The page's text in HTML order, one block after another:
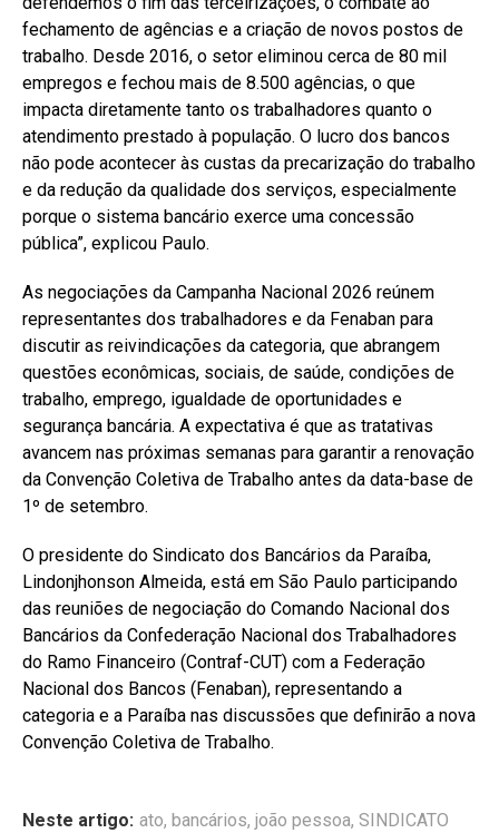
fechamento de agências e a criação de novos postos de
trabalho. Desde 2016, o setor eliminou cerca de 80 mil
empregos e fechou mais de 8.500 agências, o que
impacta diretamente tanto os trabalhadores quanto o
atendimento prestado à população. O lucro dos bancos
não pode acontecer às custas da precarização do trabalho
e da redução da qualidade dos serviços, especialmente
porque o sistema bancário exerce uma concessão
pública”, explicou Paulo.
As negociações da Campanha Nacional 2026 reúnem
representantes dos trabalhadores e da Fenaban para
discutir as reivindicações da categoria, que abrangem
questões econômicas, sociais, de saúde, condições de
trabalho, emprego, igualdade de oportunidades e
segurança bancária. A expectativa é que as tratativas
avancem nas próximas semanas para garantir a renovação
da Convenção Coletiva de Trabalho antes da data-base de
1º de setembro.
O presidente do Sindicato dos Bancários da Paraíba,
Lindonjhonson Almeida, está em São Paulo participando
das reuniões de negociação do Comando Nacional dos
Bancários da Confederação Nacional dos Trabalhadores
do Ramo Financeiro (Contraf-CUT) com a Federação
Nacional dos Bancos (Fenaban), representando a
categoria e a Paraíba nas discussões que definirão a nova
Convenção Coletiva de Trabalho.
Neste artigo: ato, bancários, joão pessoa, SINDICATO